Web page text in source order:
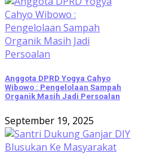
Anggota DPRD Yogya Cahyo
Wibowo : Pengelolaan Sampah
Organik Masih Jadi Persoalan
September 19, 2025